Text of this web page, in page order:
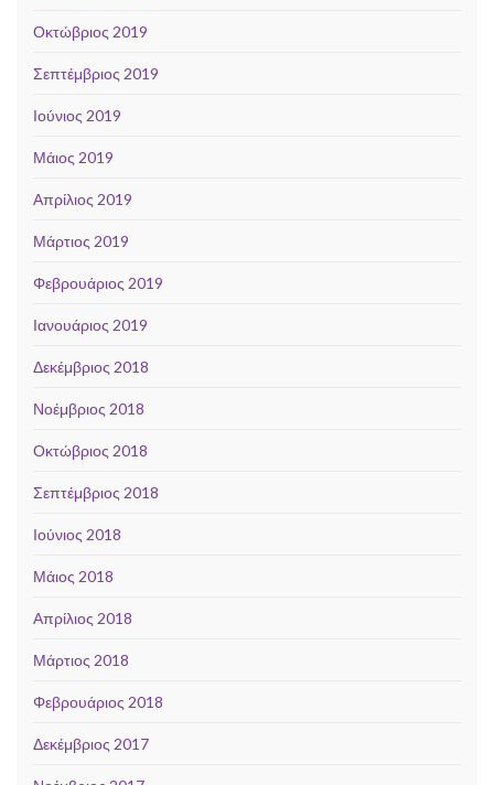
Οκτώβριος 2019
Σεπτέμβριος 2019
Ιούνιος 2019
Μάιος 2019
Απρίλιος 2019
Μάρτιος 2019
Φεβρουάριος 2019
Ιανουάριος 2019
Δεκέμβριος 2018
Νοέμβριος 2018
Οκτώβριος 2018
Σεπτέμβριος 2018
Ιούνιος 2018
Μάιος 2018
Απρίλιος 2018
Μάρτιος 2018
Φεβρουάριος 2018
Δεκέμβριος 2017